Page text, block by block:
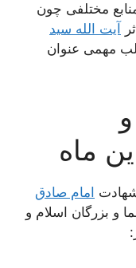
مختلفی چون
اثر
آیت الله سید
مهمی عنوان
ماه
امام صادق
و بزرگان اسلام و